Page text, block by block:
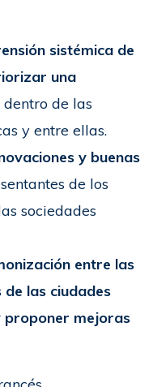
sistémica de
una
dentro de las
y entre ellas.
y buenas
de los
sociedades
entre las
las ciudades
proponer mejoras